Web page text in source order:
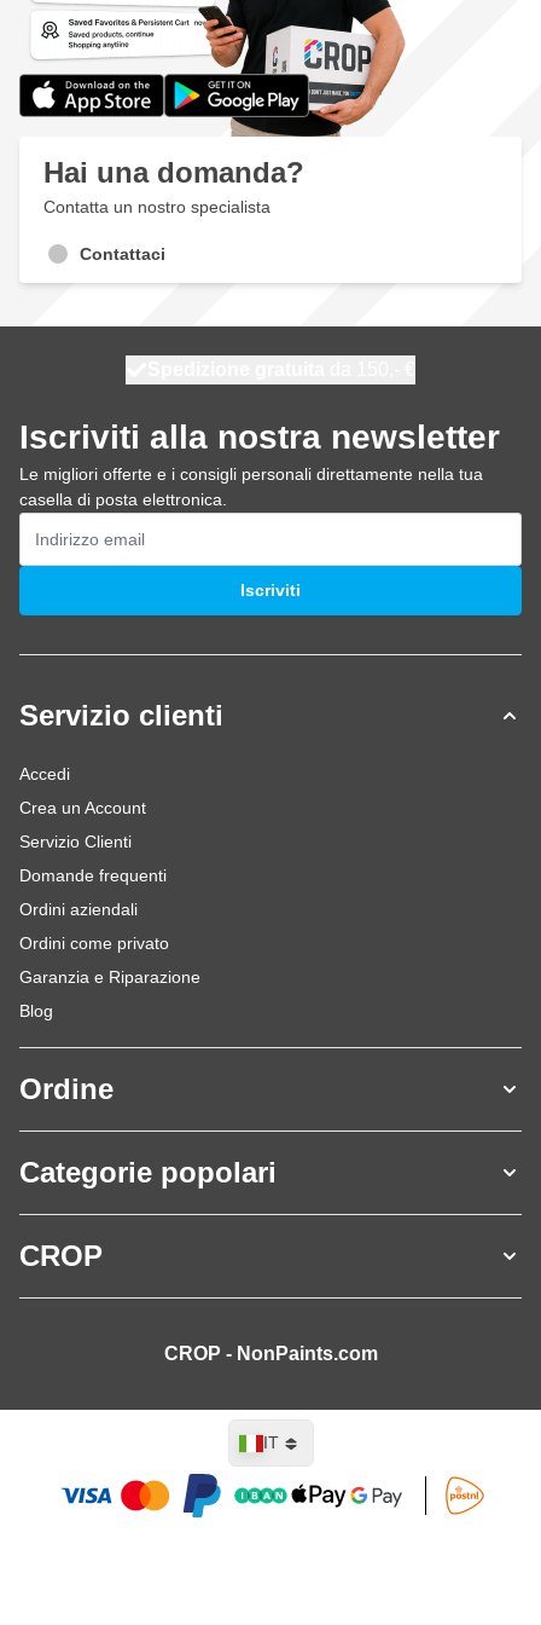
Hai una domanda?
Contatta un nostro specialista
Contattaci
Iscriviti alla nostra newsletter
Le migliori offerte e i consigli personali direttamente nella tua
casella di posta elettronica.
Indirizzo email
Iscriviti
Servizio clienti
Accedi
Crea un Account
Servizio Clienti
Domande frequenti
Ordini aziendali
Ordini come privato
Garanzia e Riparazione
Blog
Ordine
Categorie popolari
CROP
CROP - NonPaints.com
Lingua
IT